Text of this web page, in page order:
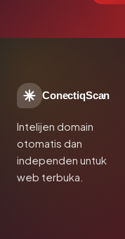
ConectiqScan
Intelijen domain
otomatis dan
independen untuk
web terbuka.